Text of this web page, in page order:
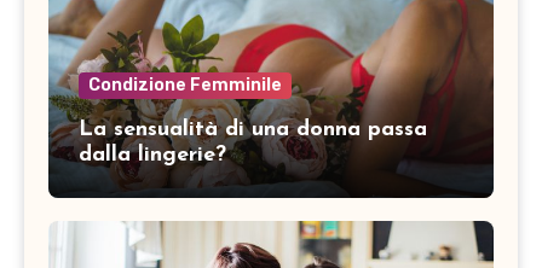
Condizione Femminile
La sensualità di una donna passa
dalla lingerie?